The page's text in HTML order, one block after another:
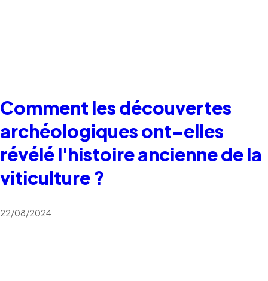
Comment les découvertes
archéologiques ont-elles
révélé l'histoire ancienne de la
viticulture ?
22/08/2024